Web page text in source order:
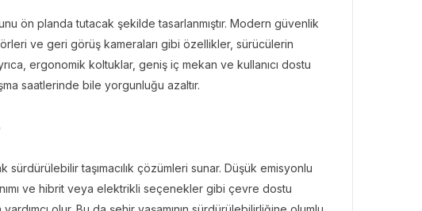
ön planda tutacak şekilde tasarlanmıştır. Modern güvenlik
ve geri görüş kameraları gibi özellikler, sürücülerin
ergonomik koltuklar, geniş iç mekan ve kullanıcı dostu
saatlerinde bile yorgunluğu azaltır.
taşımacılık çözümleri sunar. Düşük emisyonlu
ve hibrit veya elektrikli seçenekler gibi çevre dostu